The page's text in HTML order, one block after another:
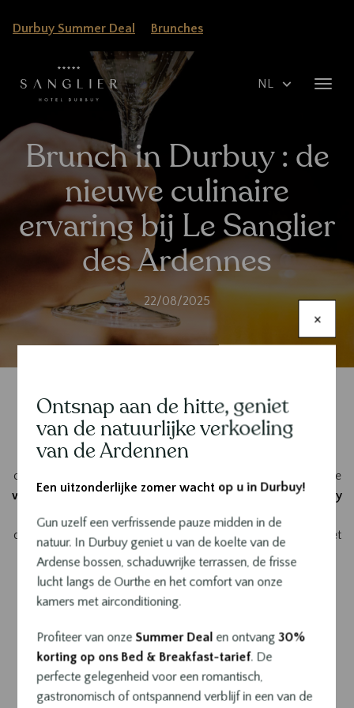
inhoud
Durbuy Summer Deal Brunches
Brunch in Durbuy : de
nieuwe culinaire
ervaring bij Le Sanglier
des Ardennes
22/08/2025
Verleng de gezelligheid van het weekend met een late
ontbijtbeleving in een 5-sterren setting. Elke zondag nodigt de
wekelijkse brunch van LeSanglier des Ardennes in Durbuy
u uit om te genieten van een verfijnd buffet, voorafgegaan
door een huisaperitief. Een bijzonder moment om te delen met
familie of vrienden, in het hart van het kleinste stadje ter
wereld.
Een zondagse afspraak,
gesigneerd Wout Bru
De wekelijkse brunch van het Sanglier des Ardennes Hotel
×
Contenu
Ontsnap aan de hitte, geniet
van de natuurlijke verkoeling
van de Ardennen
Een uitzonderlijke zomer wacht op u in Durbuy!
Gun uzelf een verfrissende pauze midden in de
natuur. In Durbuy geniet u van de koelte van de
Ardense bossen, schaduwrijke terrassen, de frisse
lucht langs de Ourthe en het comfort van onze
kamers met airconditioning.
Profiteer van onze Summer Deal en ontvang30%
korting op ons Bed & Breakfast-tarief. De
perfecte gelegenheid voor een romantisch,
gastronomisch of ontspannend verblijf in een van de